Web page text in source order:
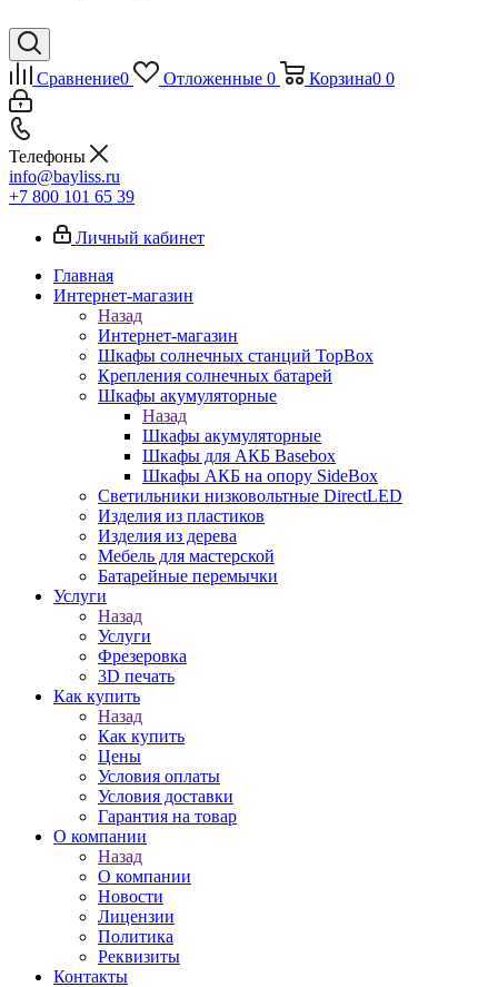
Сравнение0 Отложенные 0 Корзина0 0
Телефоны
info@bayliss.ru
+7 800 101 65 39
Личный кабинет
Главная
Интернет-магазин
Назад
Интернет-магазин
Шкафы солнечных станций TopBox
Крепления солнечных батарей
Шкафы акумуляторные
Назад
Шкафы акумуляторные
Шкафы для АКБ Basebox
Шкафы АКБ на опору SideBox
Светильники низковольтные DirectLED
Изделия из пластиков
Изделия из дерева
Мебель для мастерской
Батарейные перемычки
Услуги
Назад
Услуги
Фрезеровка
3D печать
Как купить
Назад
Как купить
Цены
Условия оплаты
Условия доставки
Гарантия на товар
О компании
Назад
О компании
Новости
Лицензии
Политика
Реквизиты
Контакты